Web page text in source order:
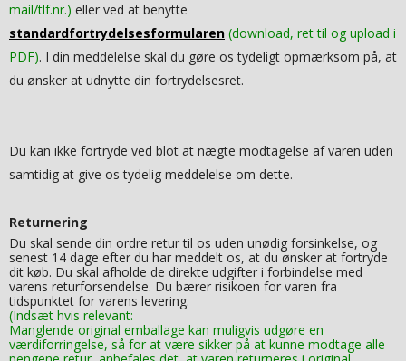
mail/tlf.nr.) eller ved at benytte
standardfortrydelsesformularen (download, ret til og upload i
PDF). I din meddelelse skal du gøre os tydeligt opmærksom på, at
du ønsker at udnytte din fortrydelsesret.
Du kan ikke fortryde ved blot at nægte modtagelse af varen uden
samtidig at give os tydelig meddelelse om dette.
Returnering
Du skal sende din ordre retur til os uden unødig forsinkelse, og
senest 14 dage efter du har meddelt os, at du ønsker at fortryde
dit køb. Du skal afholde de direkte udgifter i forbindelse med
varens returforsendelse. Du bærer risikoen for varen fra
tidspunktet for varens levering.
(Indsæt hvis relevant:
Manglende original emballage kan muligvis udgøre en
værdiforringelse, så for at være sikker på at kunne modtage alle